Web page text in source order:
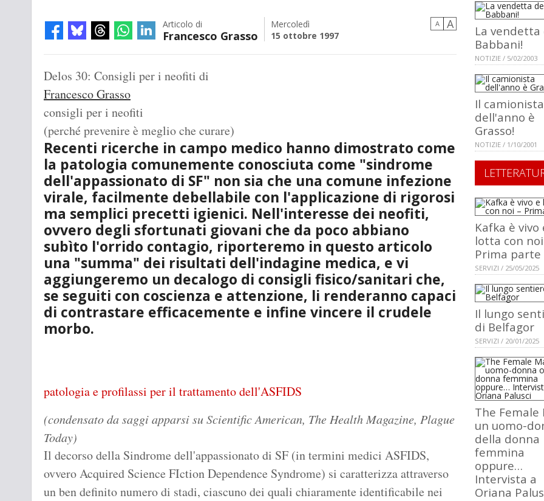
Articolo di
Francesco Grasso
Mercoledì
15 ottobre 1997
A A
Delos 30: Consigli per i neofiti di
Francesco Grasso
consigli per i neofiti
(perché prevenire è meglio che curare)
Recenti ricerche in campo medico hanno dimostrato come
la patologia comunemente conosciuta come "sindrome
dell'appassionato di SF" non sia che una comune infezione
virale, facilmente debellabile con l'applicazione di rigorosi
ma semplici precetti igienici. Nell'interesse dei neofiti,
ovvero degli sfortunati giovani che da poco abbiano
subìto l'orrido contagio, riporteremo in questo articolo
una "summa" dei risultati dell'indagine medica, e vi
aggiungeremo un decalogo di consigli fisico/sanitari che,
se seguiti con coscienza e attenzione, li renderanno capaci
di contrastare efficacemente e infine vincere il crudele
morbo.
patologia e profilassi per il trattamento dell'ASFIDS
(condensato da saggi apparsi su Scientific American, The Health Magazine, Plague
Today)
Il decorso della Sindrome dell'appassionato di SF (in termini medici ASFIDS,
ovvero Acquired Science FIction Dependence Syndrome) si caratterizza attraverso
un ben definito numero di stadi, ciascuno dei quali chiaramente identificabile nei
La vendetta
Babbani!
NOTIZIE / 5/02/2003
Il camionista
dell'anno è
Grasso!
NOTIZIE / 1/10/2001
Kafka è vivo
lotta con
Prima parte
SERVIZI / 25/05/2025
Il lungo
di Belfagor
SERVIZI / 20/01/2025
The Female
un uomo-
della donna
femmina
oppure…
Intervista a
Oriana